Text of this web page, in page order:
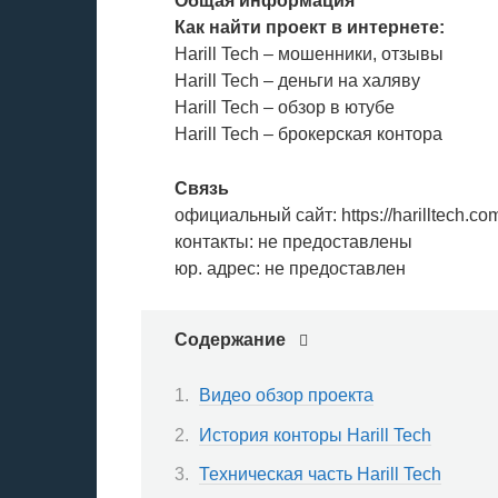
Как найти проект в интернете:
Harill Tech – мошенники, отзывы
Harill Tech – деньги на халяву
Harill Tech – обзор в ютубе
Harill Tech – брокерская контора
Связь
официальный сайт: https://
контакты: не предоставлены
юр. адрес: не предоставлен
Содержание
Видео обзор проекта
История конторы Harill Tech
Техническая часть Harill Tech